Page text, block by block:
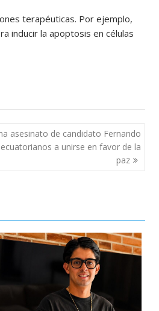
terapéuticas. Por ejemplo,
inducir la apoptosis en células
asesinato de candidato Fernando
a unirse en favor de la
paz